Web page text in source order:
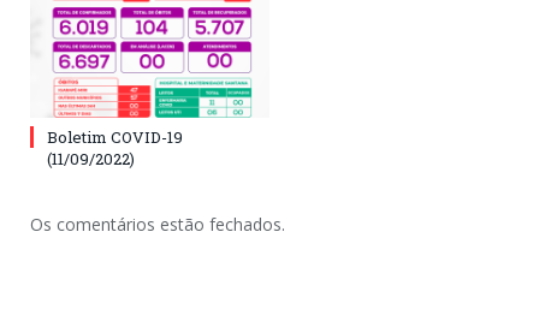
Boletim COVID-19
(11/09/2022)
Os comentários estão fechados.